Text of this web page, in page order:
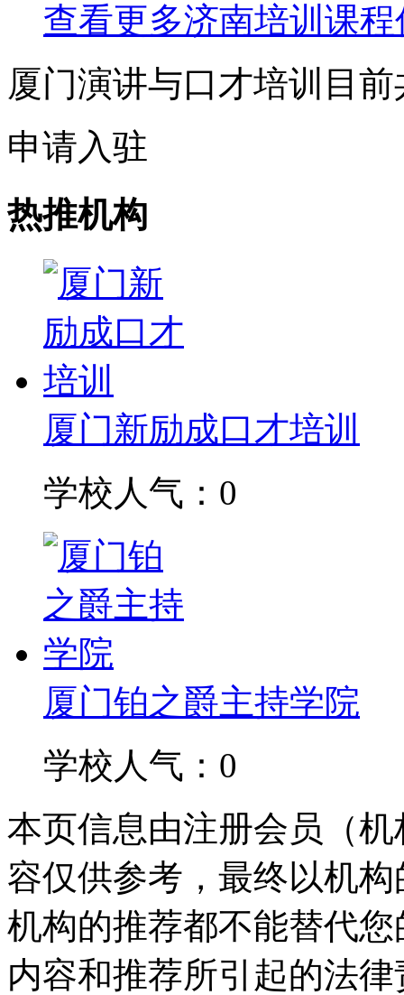
查看更多济南培训课程
厦门演讲与口才培训目
申请入驻
热推机构
厦门新励成口才培训
学校人气：0
厦门铂之爵主持学院
学校人气：0
本页信息由注册会员（
容仅供参考，最终以机
机构的推荐都不能替代
内容和推荐所引起的法